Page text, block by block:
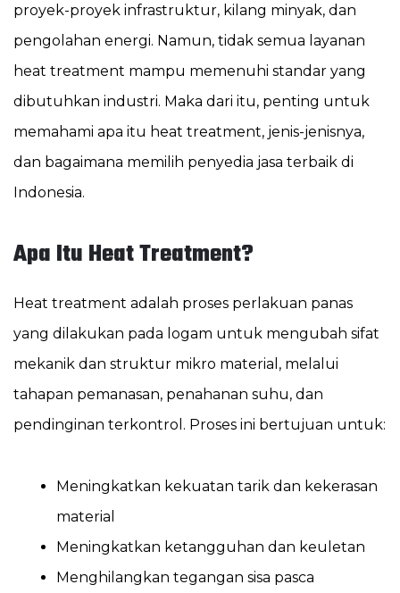
proyek-proyek infrastruktur, kilang minyak, dan
pengolahan energi. Namun, tidak semua layanan
heat treatment mampu memenuhi standar yang
dibutuhkan industri. Maka dari itu, penting untuk
memahami apa itu heat treatment, jenis-jenisnya,
dan bagaimana memilih penyedia jasa terbaik di
Indonesia.
Apa Itu Heat Treatment?
Heat treatment adalah proses perlakuan panas
yang dilakukan pada logam untuk mengubah sifat
mekanik dan struktur mikro material, melalui
tahapan pemanasan, penahanan suhu, dan
pendinginan terkontrol. Proses ini bertujuan untuk:
Meningkatkan kekuatan tarik dan kekerasan
material
Meningkatkan ketangguhan dan keuletan
Menghilangkan tegangan sisa pasca